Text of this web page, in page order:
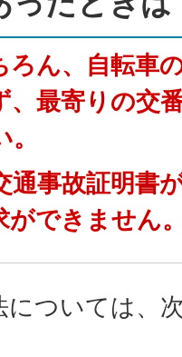
ろん、自転車
、最寄りの交
通事故証明書
ができません
については、